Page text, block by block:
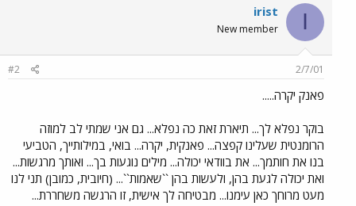
I
irist
New member
2/7/01
#2
פאנק יקרה.....
בוקר נפלא לך... תיארת זאת כה נפלא... גם אני שמתי לב למוזה
הרומנטית שעלינו קפצה... פאנקית, יקרה... בואי, במילותייך, הטביעי
בנו את חותמך... את בוודאי יכולה... מילים נוגעות בך... ואותך מרגשות...
ואת יכולה לגעת בהן, ולעשות בהן ``שאמות``... (חיובית, כמובן) תני לנו
מעט מרוחך כאן עימנו... מבטיחה לך אישית, זו הרגשה משחררת...